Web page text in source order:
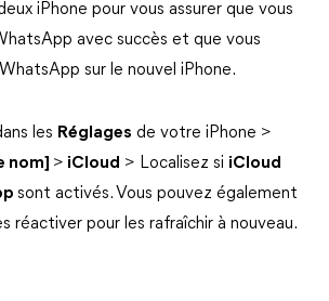
iPhone pour vous assurer que vous
avec succès et que vous
sur le nouvel iPhone.
les Réglages de votre iPhone >
nom] > iCloud > Localisez si iCloud
sont activés. Vous pouvez également
réactiver pour les rafraîchir à nouveau.